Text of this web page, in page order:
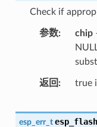
Check if
参数 chip
返回 true
esp_err_t